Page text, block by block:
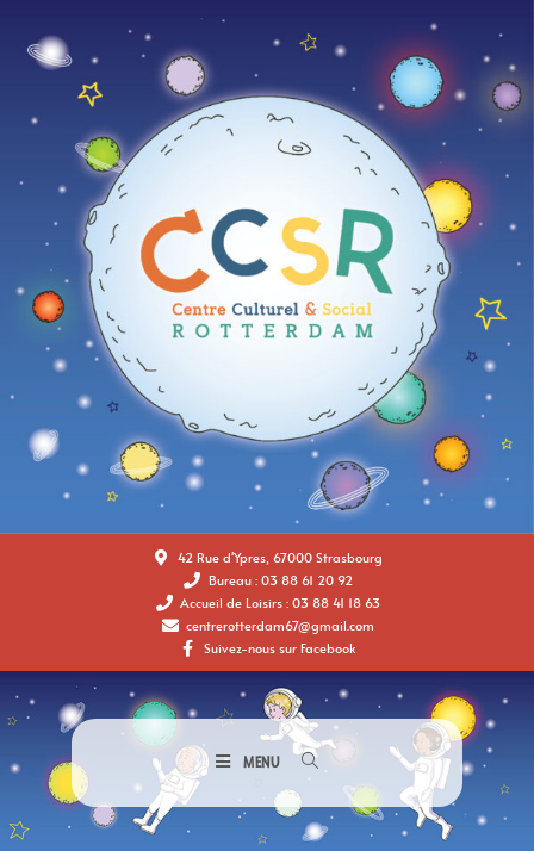
42 Rue d'Ypres, 67000 Strasbourg
Bureau : 03 88 61 20 92
Accueil de Loisirs : 03 88 41 18 63
centrerotterdam67@gmail.com
Suivez-nous sur Facebook
MENU